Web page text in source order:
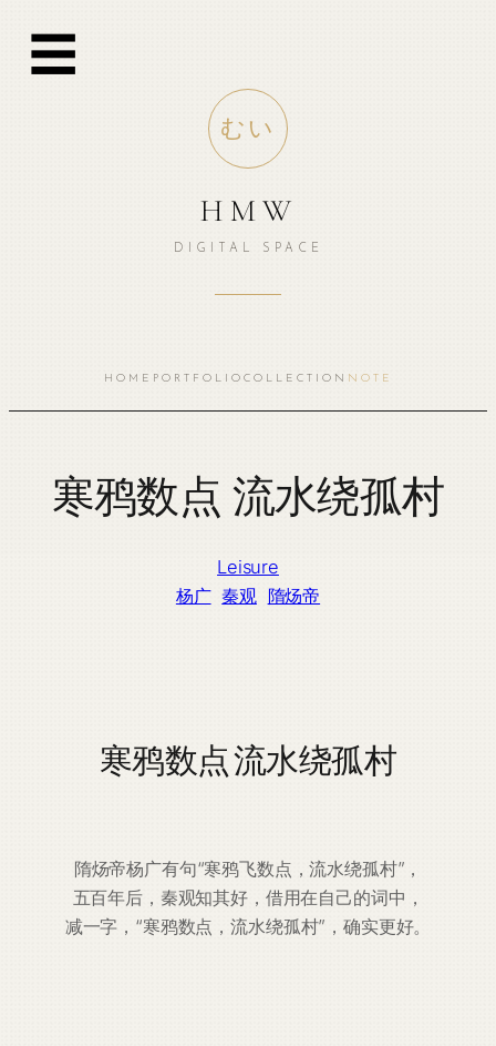
☰
むい
HMW
DIGITAL SPACE
HOME PORTFOLIO COLLECTION NOTE
寒鸦数点 流水绕孤村
Leisure
杨广 秦观 隋炀帝
寒鸦数点 流水绕孤村
隋炀帝杨广有句“寒鸦飞数点，流水绕孤村”，
五百年后，秦观知其好，借用在自己的词中，
减一字，“寒鸦数点，流水绕孤村”，确实更好。